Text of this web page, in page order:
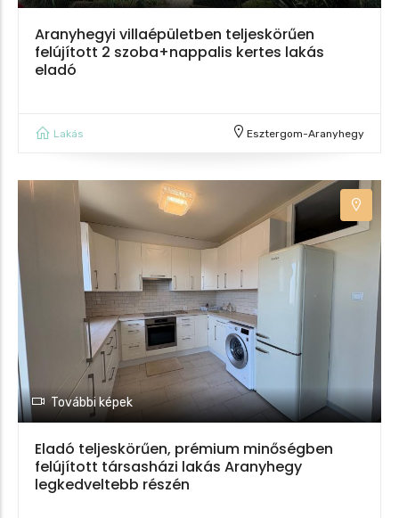
Aranyhegyi villaépületben teljeskörűen
felújított 2 szoba+nappalis kertes lakás
eladó
Lakás Esztergom-Aranyhegy
További képek
Eladó teljeskörűen, prémium minőségben
felújított társasházi lakás Aranyhegy
legkedveltebb részén